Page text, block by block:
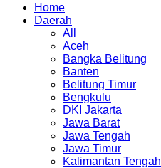
Home
Daerah
All
Aceh
Bangka Belitung
Banten
Belitung Timur
Bengkulu
DKI Jakarta
Jawa Barat
Jawa Tengah
Jawa Timur
Kalimantan Tengah